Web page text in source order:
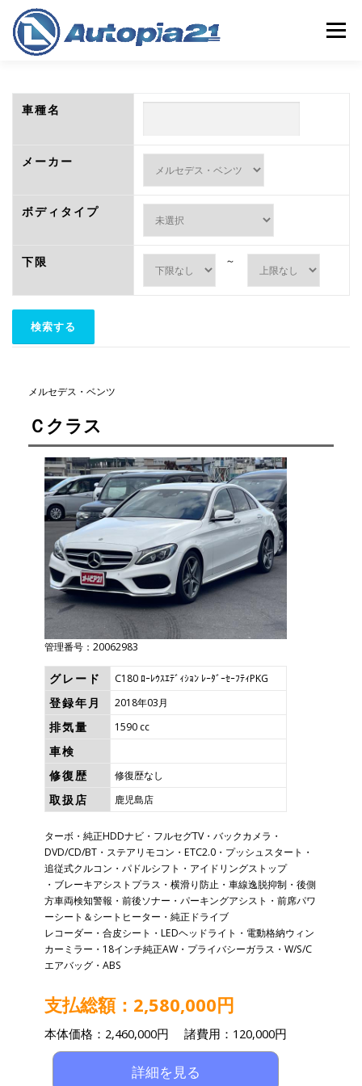
メニュー
ホーム 中古車検索
店舗情報
車種名
メーカー
ボディタイプ
下限 ～
メルセデス・ベンツ
Ｃクラス
管理番号：20062983
グレード C180 ﾛｰﾚｳｽｴﾃﾞｨｼｮﾝ ﾚｰﾀﾞｰｾｰﾌﾃｨPKG
登録年月 2018年03月
排気量 1590 cc
車検
修復歴
修復歴なし
取扱店 鹿児島店
ターボ・純正HDDナビ・フルセグTV・バックカメラ・
DVD/CD/BT・ステアリモコン・ETC2.0・プッシュスタート・
追従式クルコン・パドルシフト・アイドリングストップ
・ブレーキアシストプラス・横滑り防止・車線逸脱抑制・後側
方車両検知警報・前後ソナー・パーキングアシスト・前席パワ
ーシート＆シートヒーター・純正ドライブ
レコーダー・合皮シート・LEDヘッドライト・電動格納ウィン
カーミラー・18インチ純正AW・プライバシーガラス・W/S/C
エアバッグ・ABS
支払総額：2,580,000円
本体価格：2,460,000円 諸費用：120,000円
詳細を見る